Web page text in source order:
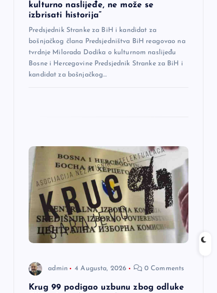
kulturno naslijeđe, ne može se
izbrisati historija“
Predsjednik Stranke za BiH i kandidat za
bošnjačkog člana Predsjedništva BiH reagovao na
tvrdnje Milorada Dodika o kulturnom naslijeđu
Bosne i Hercegovine Predsjednik Stranke za BiH i
kandidat za bošnjačkog…
admin 4 Augusta, 2026 0 Comments
Krug 99 podigao uzbunu zbog odluke